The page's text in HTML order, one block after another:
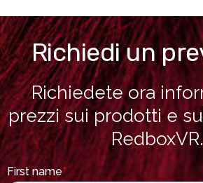
Richiedi un
Richiedete ora
prezzi sui prodotti e
RedboxVR.